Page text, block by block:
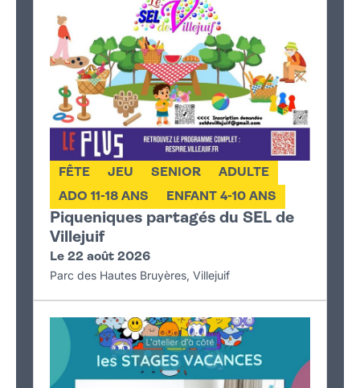
Piqueniques partagés du SEL de
Villejuif
FÊTE JEU SENIOR
ADULTE
ADO 11-18 ANS
ENFANT 4-10 ANS
Le 22 août 2026
Parc des Hautes Bruyères, Villejuif